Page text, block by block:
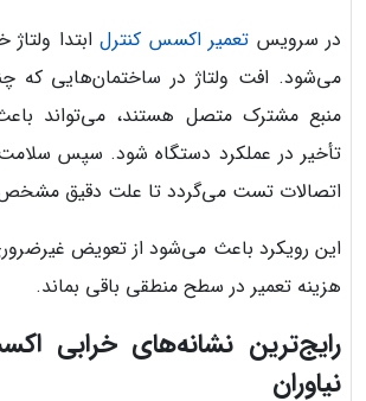
در سرویس تعمیر اکسس کنترلابتدا
می‌شود. افت ولتاژ در ساختمان‌هایی که
منبع مشترک متصل هستند، می‌تواند
تأخیر در عملکرد دستگاه شود. سپس سلامت
اتصالات تست می‌گردد تا علت دقیق
این رویکرد باعث می‌شود از تعویض
هزینه تعمیر در سطح منطقی باقی بماند.
رایج‌ترین نشانه‌های خرابی
نیاوران